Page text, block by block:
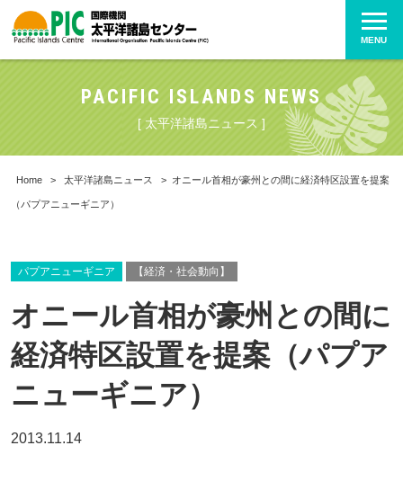
MENU
PACIFIC ISLANDS NEWS
[ 太平洋諸島ニュース ]
Home > 太平洋諸島ニュース > オニール首相が豪州との間に経済特区設置を提案
（パプアニューギニア）
パプアニューギニア 【経済・社会動向】
オニール首相が豪州との間に
経済特区設置を提案（パプア
ニューギニア）
2013.11.14